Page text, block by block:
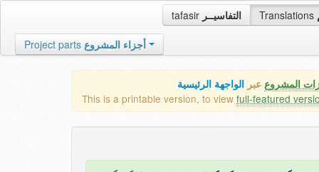
tafasir التفاسيــر Translations
Project parts أجزاء المشروع
المشروع عبر الواجهة الرئيسية
This is a printable version, to view full-featured